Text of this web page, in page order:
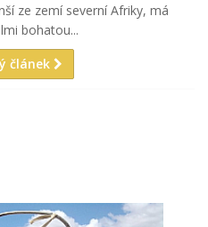
ze zemí severní Afriky, má
bohatou...
článek